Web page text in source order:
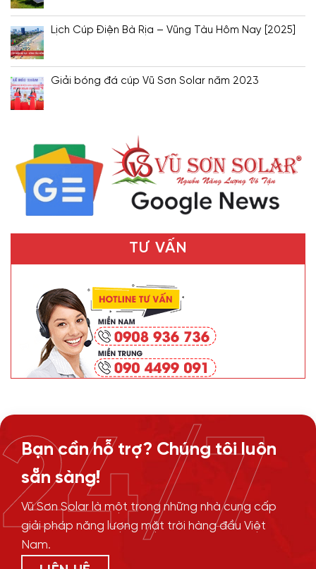
Lịch Cúp Điện Bà Rịa – Vũng Tàu Hôm Nay [2025]
Giải bóng đá cúp Vũ Sơn Solar năm 2023
TƯ VẤN
Bạn cần hỗ trợ? Chúng tôi luôn
sẵn sàng!
Vũ Sơn Solar là một trong những nhà cung cấp
giải pháp năng lượng mặt trời hàng đầu Việt
Nam.
24/7